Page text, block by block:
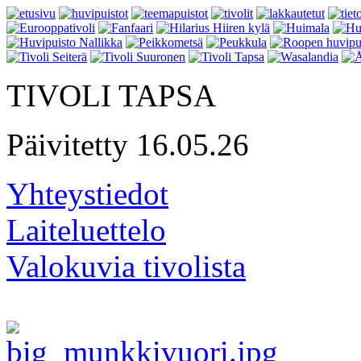
TIVOLI TAPSA
Päivitetty 16.05.26
Yhteystiedot
Laiteluettelo
Valokuvia tivolista